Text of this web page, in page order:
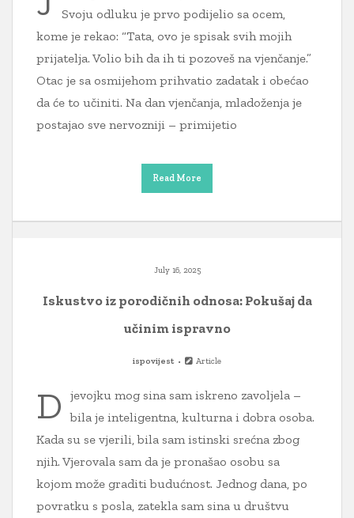
Svoju odluku je prvo podijelio sa ocem,
kome je rekao: “Tata, ovo je spisak svih mojih
prijatelja. Volio bih da ih ti pozoveš na vjenčanje.”
Otac je sa osmijehom prihvatio zadatak i obećao
da će to učiniti. Na dan vjenčanja, mladoženja je
postajao sve nervozniji – primijetio
Read More
July 16, 2025
Iskustvo iz porodičnih odnosa: Pokušaj da
učinim ispravno
ispovijest Article
D
jevojku mog sina sam iskreno zavoljela –
bila je inteligentna, kulturna i dobra osoba.
Kada su se vjerili, bila sam istinski srećna zbog
njih. Vjerovala sam da je pronašao osobu sa
kojom može graditi budućnost. Jednog dana, po
povratku s posla, zatekla sam sina u društvu